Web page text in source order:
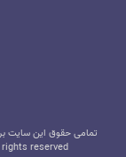
تمامی حقوق این سایت
reserved